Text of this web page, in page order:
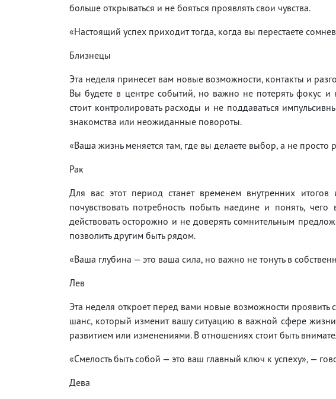
больше открываться и не бояться проявлять свои чувства.
«Настоящий успех приходит тогда, когда вы перестаете
Близнецы
Эта неделя принесет вам новые возможности, контакты и
Вы будете в центре событий, но важно не потерять фокус
стоит контролировать расходы и не поддаваться
знакомства или неожиданные повороты.
«Ваша жизнь меняется там, где вы делаете выбор, а не просто
Рак
Для вас этот период станет временем внутренних
почувствовать потребность побыть наедине и понять,
действовать осторожно и не доверять сомнительным
позволить другим быть рядом.
«Ваша глубина — это ваша сила, но важно не тонуть в
Лев
Эта неделя откроет перед вами новые возможности проявить
шанс, который изменит вашу ситуацию в важной сфере
развитием или изменениями. В отношениях стоит быть
«Смелость быть собой — это ваш главный ключ к успеху», —
Дева